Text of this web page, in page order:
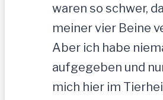
waren so schwer,
meiner vier Beine
Aber ich habe
aufgegeben und
mich hier im